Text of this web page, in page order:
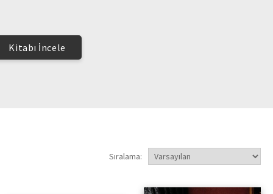
Kitabı İncele
Sıralama: